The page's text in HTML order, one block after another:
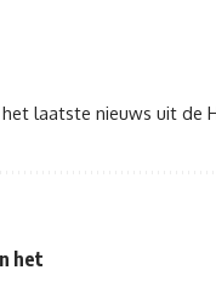
laatste nieuws uit de
het